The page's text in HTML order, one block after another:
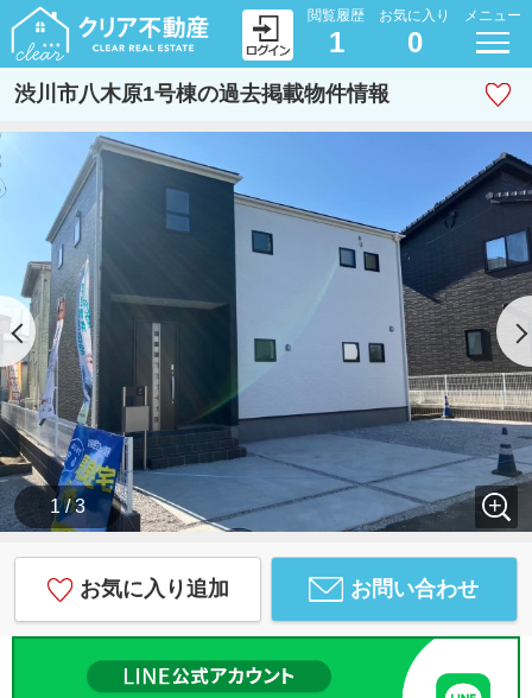
閲覧履歴
1
お気に入り
0
メニュー
渋川市八木原1号棟の過去掲載物件情報
1 / 3
お気に入り追加 お問い合わせ